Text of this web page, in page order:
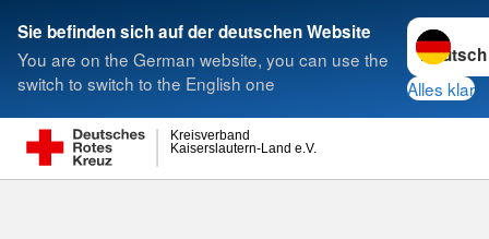
Sie befinden sich auf der deutschen Website
You are on the German website, you can use the
switch to switch to the English one
Sprache
Alles klar
Kaiserslautern-Land e.V.
Kreisverband
Suche